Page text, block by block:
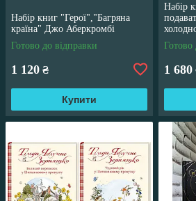
Набір книг "Герої","Багряна
країна" Джо Аберкромбі
Готово до відправки
1 120 ₴
Купити
Набір
Готово
1 680